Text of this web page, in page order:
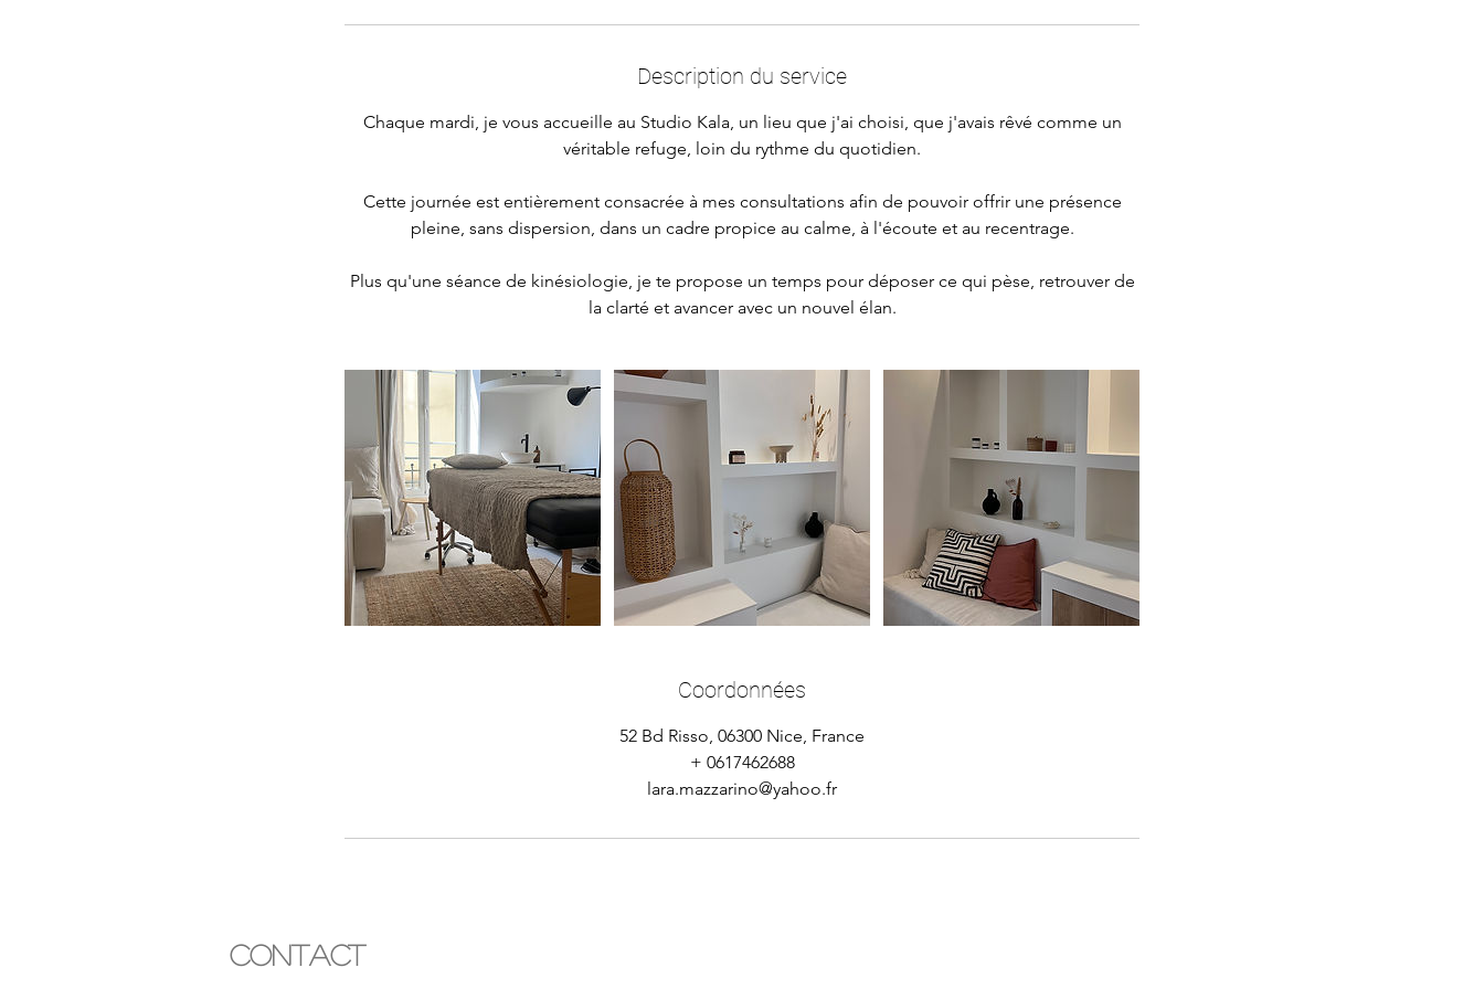
Description du service
Chaque mardi, je vous accueille au Studio Kala, un lieu que j'ai choisi, que j'avais rêvé comme un
véritable refuge, loin du rythme du quotidien.
Cette journée est entièrement consacrée à mes consultations afin de pouvoir offrir une présence
pleine, sans dispersion, dans un cadre propice au calme, à l'écoute et au recentrage.
Plus qu'une séance de kinésiologie, je te propose un temps pour déposer ce qui pèse, retrouver de
la clarté et avancer avec un nouvel élan.
Coordonnées
52 Bd Risso, 06300 Nice, France
+ 0617462688
lara.mazzarino@yahoo.fr
Contact